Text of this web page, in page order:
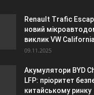
Renault Trafic
новий
виклик VW California
09.11.2025
Акумулятори BYD
LFP: пріоритет
китайському ринку